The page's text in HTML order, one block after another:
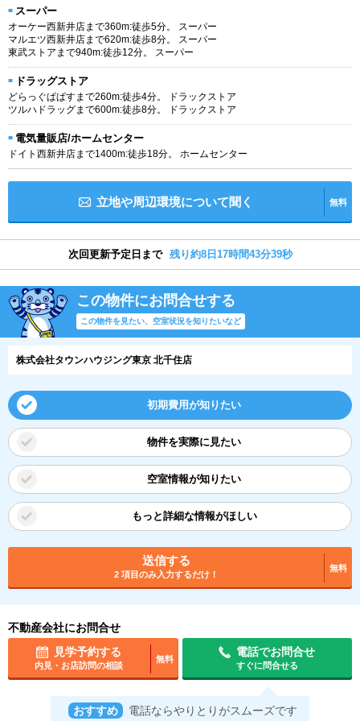
スーパー
オーケー西新井店まで360m:徒歩5分。 スーパー
マルエツ西新井店まで620m:徒歩8分。 スーパー
東武ストアまで940m:徒歩12分。 スーパー
ドラッグストア
どらっぐぱぱすまで260m:徒歩4分。 ドラックストア
ツルハドラッグまで600m:徒歩8分。 ドラックストア
電気量販店/ホームセンター
ドイト西新井店まで1400m:徒歩18分。 ホームセンター
立地や周辺環境について聞く 無料
次回更新予定日まで 残り約8日17時間43分39秒
この物件にお問合せする
この物件を見たい、空室状況を知りたいなど
株式会社タウンハウジング東京 北千住店
初期費用が知りたい
物件を実際に見たい
空室情報が知りたい
もっと詳細な情報がほしい
送信する
2 項目のみ入力するだけ！
無料
不動産会社にお問合せ
見学予約する
内見・お店訪問の相談
無料
電話でお問合せ
すぐに問合せる
おすすめ 電話ならやりとりがスムーズです